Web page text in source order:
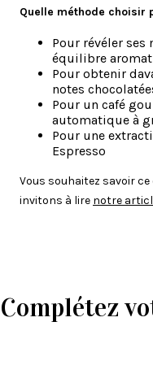
Quelle méthode choisir
Pour révéler ses
équilibre
Pour obtenir
notes
Pour un café
automatique à
Pour une
Espresso
Vous souhaitez savoir ce
invitons à lire notre
Complétez